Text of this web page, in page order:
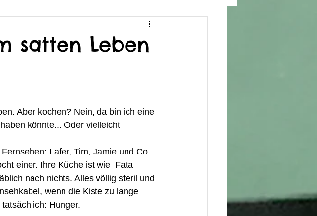
satten Leben
Aber kochen? Nein, da bin ich eine
könnte... Oder vielleicht
Lafer, Tim, Jamie und Co.
einer. Ihre Küche ist wie  Fata
nach nichts. Alles völlig steril und
wenn die Kiste zu lange
Hunger.